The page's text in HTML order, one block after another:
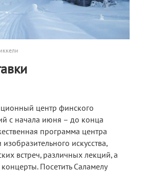
центр финского
с начала июня – до конца
программа центра
искусства,
встреч, различных лекций, а
Посетить Саламелу